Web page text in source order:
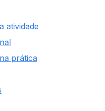
atividade
prática